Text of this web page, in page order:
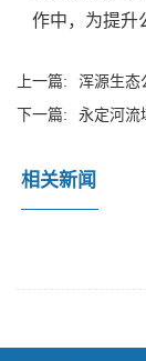
作中，为提升
上一篇:
浑源生态
下一篇:
永定河流
相关新闻